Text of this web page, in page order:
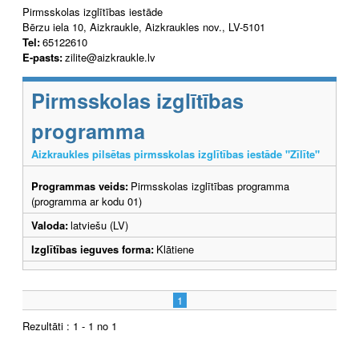
Pirmsskolas izglītības iestāde
Bērzu iela 10, Aizkraukle, Aizkraukles nov., LV-5101
Tel:65122610
E-pasts:zilite@aizkraukle.lv
Pirmsskolas izglītības
programma
Aizkraukles pilsētas pirmsskolas izglītības iestāde "Zīlīte"
Programmas veids: Pirmsskolas izglītības programma
(programma ar kodu 01)
Valoda:latviešu (LV)
Izglītības ieguves forma: Klātiene
1
Rezultāti : 1 - 1 no 1